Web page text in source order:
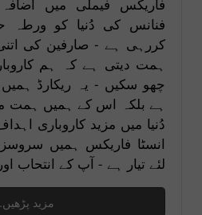
فاریکس فیملی میں
فنانس کی دُنیا کو ورطہ
کررہی ہے - صارفین کی
ہمت دیتی ہے کہ ہم
چھو سکیں - یہ ریکارڈ ہمیں
ہے بلکہ اس کے ہمیں ہمت
دُنیا میں مزید کاروباری
انسٹا فاریکس ہمیں
لئے تیار ہے - آپ کے انتحاب
مزید پڑھیں...